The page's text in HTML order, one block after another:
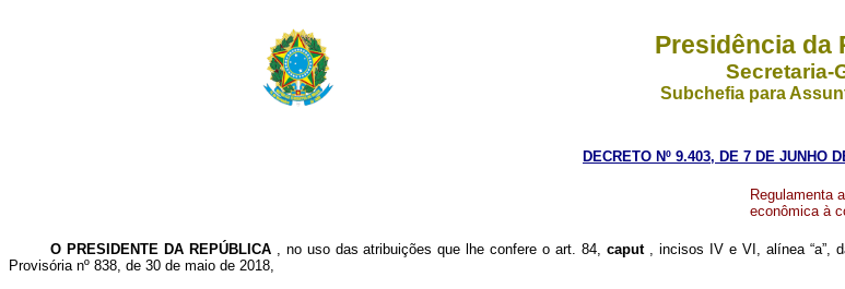
Presidência da
Secretaria-
Subchefia para
DECRETO Nº 9.403, DE 7 DE JUNHO
Regulamenta
econômica à
O PRESIDENTE DA REPÚBLICA , no uso das atribuições que lhe confere o art. 84,caput , incisos IV e VI, alínea “a”,
Provisória nº 838, de 30 de maio de 2018,